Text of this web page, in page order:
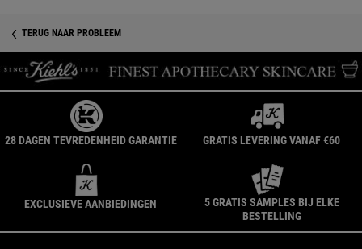
TERUG NAAR PROBLEEM
28 DAGEN TEVREDENHEID GARANTIE GRATIS LEVERING VANAF €60
EXCLUSIEVE AANBIEDINGEN
5 GRATIS SAMPLES BIJ ELKE
BESTELLING